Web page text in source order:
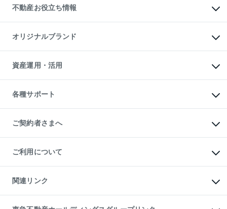
貸すガイド
事業用不動産
マンション投資
投資用マンション
アパート経営
収益物件
ビル購入（ビル一棟）
投資用不動産の売却査定
事業用不動産の売却査定
不動産お役立ち情報
マンションライブラリー
人気マンションランキング
暮らしに役立つ不動産メディア
不動産相場・不動産価格情報
不動産コラム・ニュース
不動産用語集
不動産なんでもネット相談室
住まいの税金
オリジナルブランド
一棟リノベーションマンション
L`GENTE（ルジェンテ）
区分リノベーションマンション
投資用一棟レジデンスWELL
不動産小口投資
LEGACIA（レガシア）
資産運用・活用
不動産M&A
アセットマネジメント・出資
各種サポート
相続サポート
リフォームサポート
ご契約者さまへ
ご紹介・再契約特典
入居者様専用-各種ご案内（賃貸）
東急こすもす会「こすもすWeb」
ご利用について
金融商品取引について
東急リバブル ソーシャルメディアポリシー
ご意見・お問い合わせ（金融商品取引専用の相談・お問い合わせ窓口）
関連リンク
これからご結婚される方に東急百貨店のブライダルクラブ